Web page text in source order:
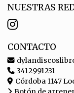
NUESTRAS
CONTACTO
3412991231
Córdoba 1147